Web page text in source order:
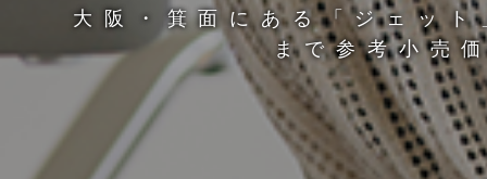
大阪・箕面にある「ジェッ
まで参考小売